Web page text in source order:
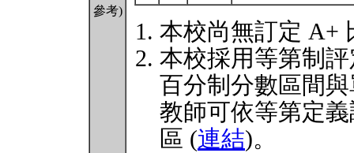
參考)
本校尚無訂定 A+
本校採用等第制
百分制分數區間
教師可依等第定
區 (連結)。